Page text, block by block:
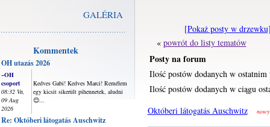
GALÉRIA
Kommentek
OH utazás 2026
~OH
csoport
08:32 Va,
09 Aug
2026
Kedves Gabi! Kedves Marci! Remélem
egy kicsit sikerült pihennetek, aludni
😊...
Re: Októberi látogatás Auschwitz
[Pokaż posty w
« powrót do listy tematów
Posty na forum
Ilość postów dodanych w ostatnim
Ilość postów dodanych w ciągu
Októberi látogatás Auschwitz
nowy